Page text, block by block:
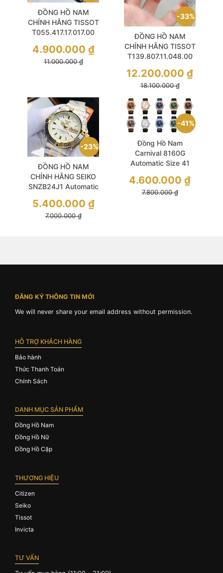
ĐỒNG HỒ NAM
CHÍNH HÃNG TISSOT
T055.417.17.017.00
CHRONOGRAPH
Quartz Mua 1 được 2
11.000.000₫
4.900.000 ₫
33%
ĐỒNG HỒ NAM
CHÍNH HÃNG TISSOT
T139.807.11.048.00
Chemin Blue Size 39
Thiết kế tinh tế và
18.100.000₫
12.200.000 ₫
23%
ĐỒNG HỒ NAM
CHÍNH HÃNG SEIKO
SNZB24J1 Automatic
Demi Gold Stainless
Steel For Men
7.000.000₫
5.400.000 ₫
41%
Đồng Hồ Nam
Carnival 8160G
Automatic Size 41
7.800.000₫
4.600.000 ₫
ĐĂNG KÝ THÔNG TIN MỚI
We will never share your email address without permission.
HỖ TRỢ KHÁCH HÀNG
Bảo hành
Thức Thanh Toán
Chính Sách
DANH MỤC SẢN PHẨM
Đồng Hồ Nam
Đồng Hồ Nữ
Đồng Hồ Cặp
THƯƠNG HIỆU
Citizen
Seiko
Tissot
Invicta
TƯ VẤN